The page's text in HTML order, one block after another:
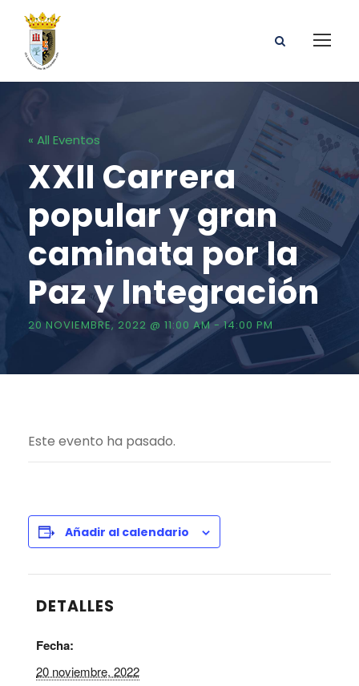
« All Eventos
XXII Carrera
popular y gran
caminata por la
Paz y lntegración
20 NOVIEMBRE, 2022 @ 11:00 AM-14:00 PM
Este evento ha pasado.
Añadir al calendario
DETALLES
Fecha:
20 noviembre, 2022